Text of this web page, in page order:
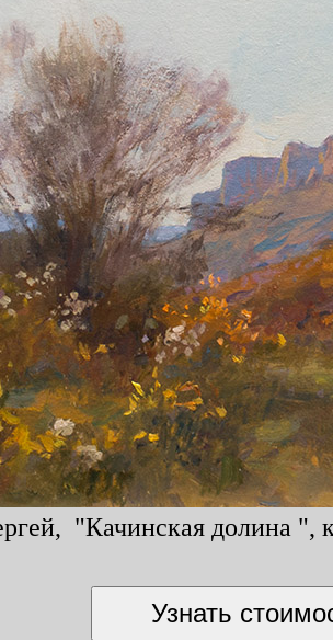
"Качинская долина ",